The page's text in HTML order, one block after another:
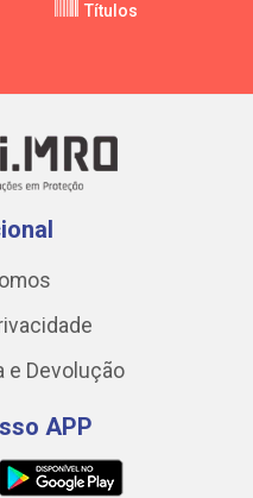
Títulos
e Devolução
APP